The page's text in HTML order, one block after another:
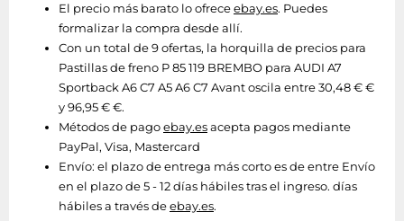
El precio más barato lo ofreceebay.es. Puedes
formalizar la compra desde allí.
Con un total de 9 ofertas, la horquilla de precios para
Pastillas de freno P 85 119 BREMBO para AUDI A7
Sportback A6 C7 A5 A6 C7 Avant oscila entre 30,48 € €
y 96,95 € €.
Métodos de pagoebay.esacepta pagos mediante
PayPal, Visa, Mastercard
Envío: el plazo de entrega más corto es de entre Envío
en el plazo de 5 - 12 días hábiles tras el ingreso. días
hábiles a través deebay.es.